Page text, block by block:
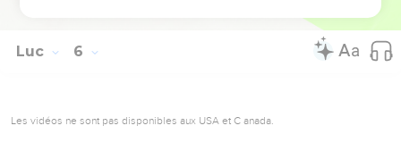
Luc 6
Les vidéos ne sont pas disponibles aux USA et C anada.